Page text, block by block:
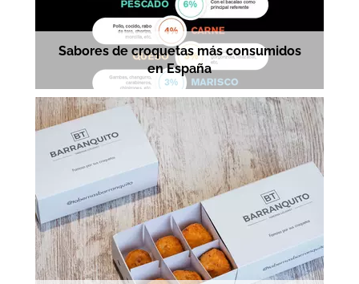
Sabores de croquetas más consumidos
en España